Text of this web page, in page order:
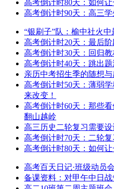
高考倒计时80天：如何
高考倒计时90天：高三
“银刷子”队：榆中社火
高考倒计时20天：最后
高考倒计时30天：回归
高考倒计时40天：跳出
亲历中考招生季的随想
高考倒计时50天：薄弱
来改变！
高考倒计时60天：那些
翻山越岭
高三历史二轮复习需要
高考倒计时70天：二轮
高考倒计时80天：如何
高考百天日记·班级动员会
备课资料：对甲午中日